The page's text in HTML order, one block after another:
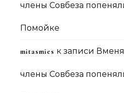
члены Совбеза
Помойке
mitasmies к записи
члены Совбеза